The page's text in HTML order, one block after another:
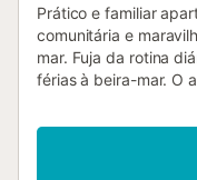
Prático e familiar
comunitária e
mar. Fuja da rotina
férias à beira-mar. O
é um ponto de
beira-mar. Comece
pequeno-almoço